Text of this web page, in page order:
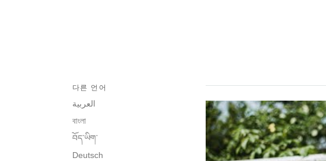
다른 언어
العربية
বাংলা
བོད་ཡིག་
Deutsch